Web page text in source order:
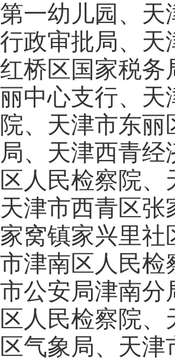
第一幼儿园、天
行政审批局、天
红桥区国家税务
丽中心支行、天
院、天津市东
局、天津西青
区人民检察院
天津市西青区
家窝镇家兴里
市津南区人民检
市公安局津南分
区人民检察院
区气象局、天